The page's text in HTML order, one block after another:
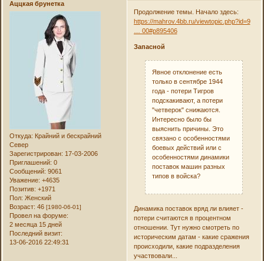
Аццкая брунетка
Откуда: Крайний и бескрайний
Север
Зарегистрирован: 17-03-2006
Приглашений: 0
Сообщений: 9061
Уважение: +4635
Позитив: +1971
Пол: Женский
Возраст: 46[1980-06-01]
Провел на форуме:
2 месяца 15 дней
Последний визит:
13-06-2016 22:49:31
Продолжение темы. Начало здесь:
https://mahrov.4bb.ru/viewtopic.php?id=9
… 00#p895406
Запасной
Явное отклонение есть
только в сентябре 1944
года - потери Тигров
подскакивают, а потери
"четверок" снижаются.
Интересно было бы
выяснить причины. Это
связано с особенностями
боевых действий или с
особенностями динамики
поставок машин разных
типов в войска?
Динамика поставок вряд ли влияет -
потери считаются в процентном
отношении. Тут нужно смотреть по
историческим датам - какие сражения
происходили, какие подразделения
участвовали...